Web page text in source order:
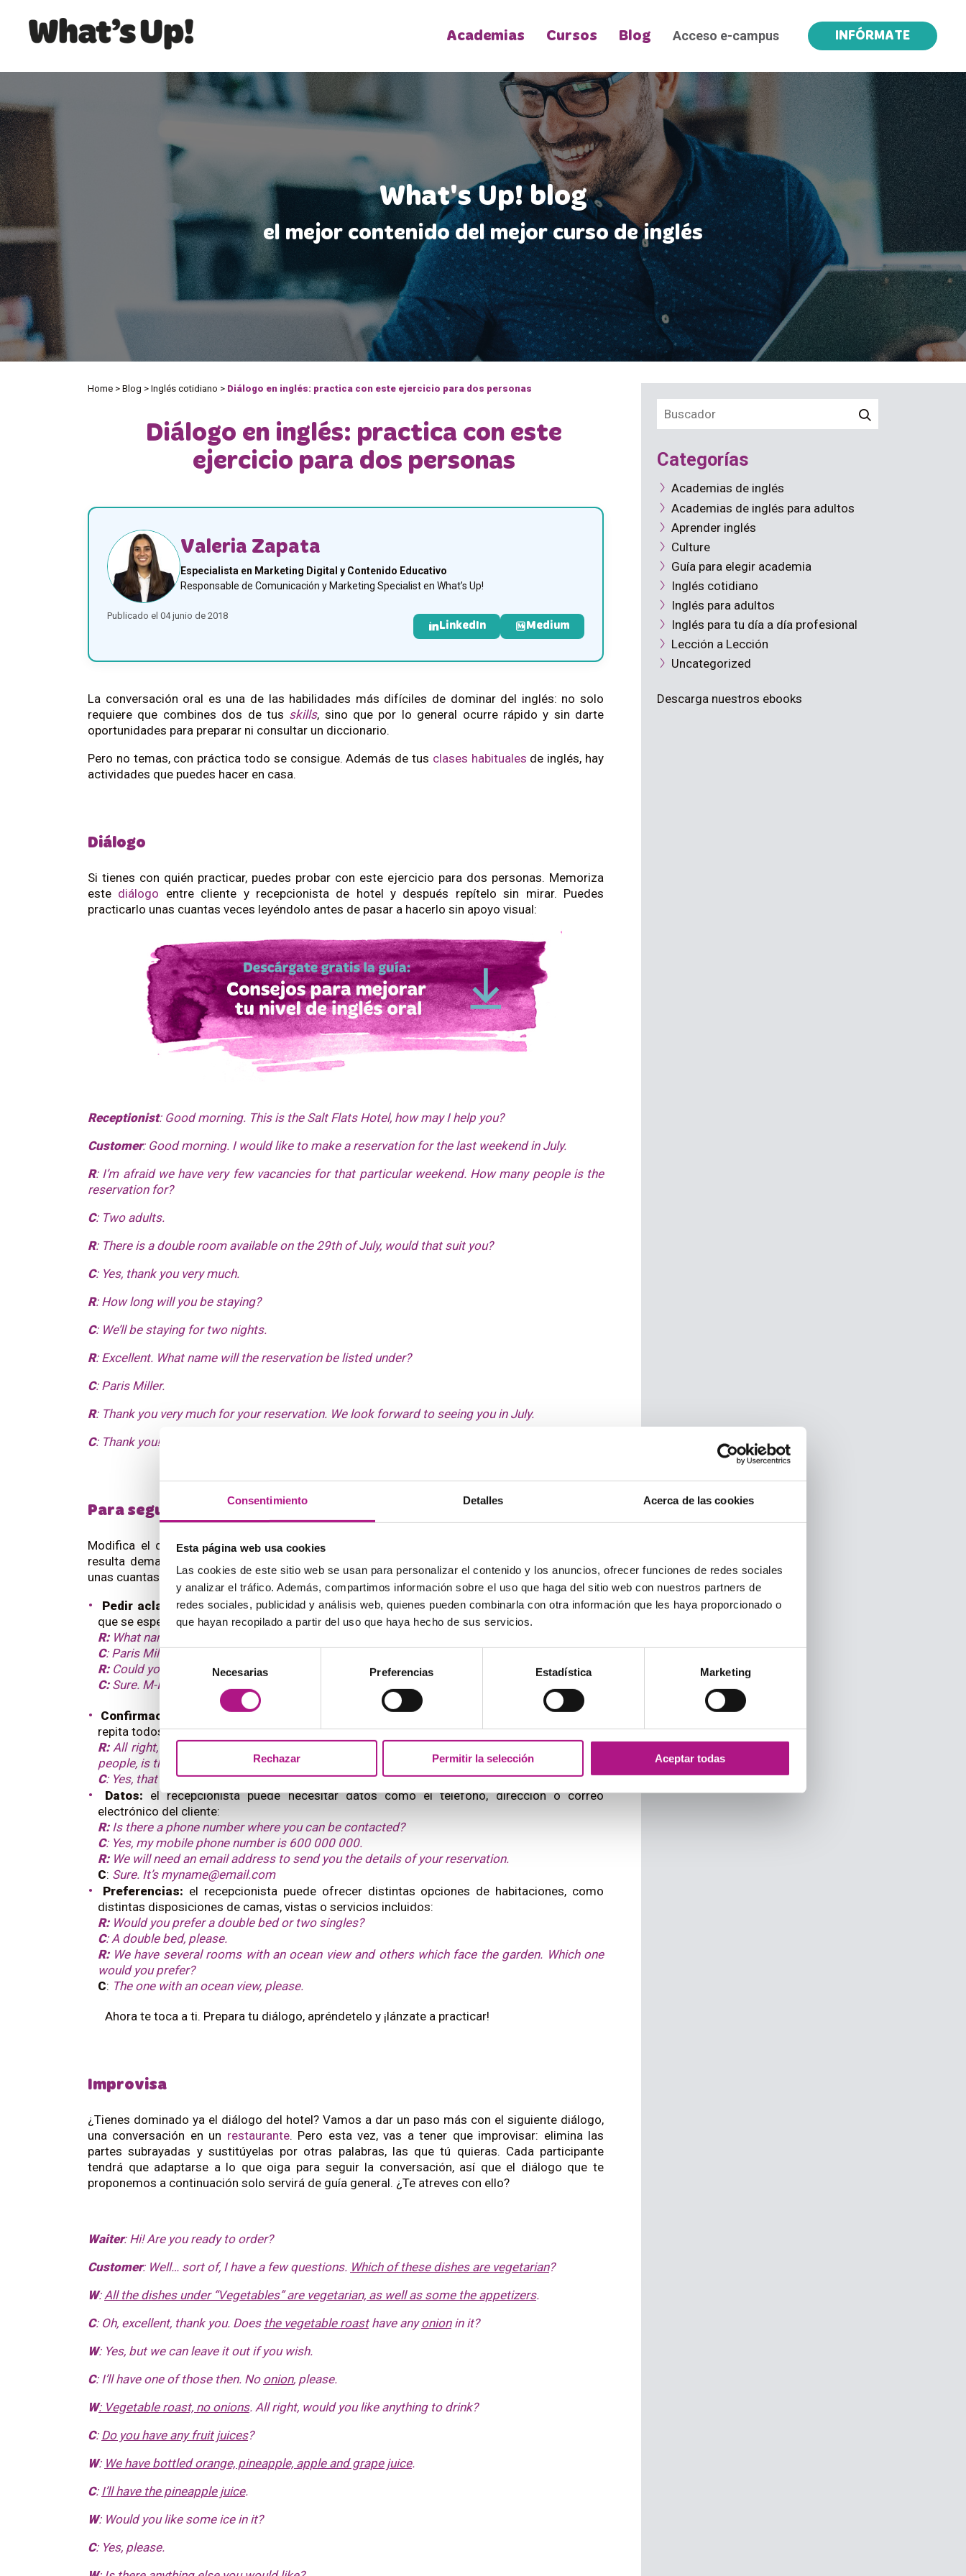
Consentimiento Detalles Acerca de las cookies
Esta página web usa cookies
Las cookies de este sitio web se usan para personalizar el contenido y los anuncios, ofrecer funciones de redes sociales
y analizar el tráfico. Además, compartimos información sobre el uso que haga del sitio web con nuestros partners de
redes sociales, publicidad y análisis web, quienes pueden combinarla con otra información que les haya proporcionado o
que hayan recopilado a partir del uso que haya hecho de sus servicios.
Selección
de
consentimiento
Necesarias Preferencias Estadística Marketing
Rechazar Permitir la selección Aceptar todas
Academias Cursos Blog Acceso e-campus INFÓRMATE
What's Up! blog
el mejor contenido del mejor curso de inglés
Home > Blog > Inglés cotidiano > Diálogo en inglés: practica con este ejercicio para dos personas
Diálogo en inglés: practica con este
ejercicio para dos personas
Valeria Zapata
Especialista en Marketing Digital y Contenido Educativo
Responsable de Comunicación y Marketing Specialist en What’s Up!
Publicado el 04 junio de 2018
LinkedIn Medium
La conversación oral es una de las habilidades más difíciles de dominar del inglés: no solo
requiere que combines dos de tus skills, sino que por lo general ocurre rápido y sin darte
oportunidades para preparar ni consultar un diccionario.
Pero no temas, con práctica todo se consigue. Además de tus clases habituales de inglés, hay
actividades que puedes hacer en casa.
Diálogo
Si tienes con quién practicar, puedes probar con este ejercicio para dos personas. Memoriza
este diálogo entre cliente y recepcionista de hotel y después repítelo sin mirar. Puedes
practicarlo unas cuantas veces leyéndolo antes de pasar a hacerlo sin apoyo visual:
Receptionist: Good morning. This is the Salt Flats Hotel, how may I help you?
Customer: Good morning. I would like to make a reservation for the last weekend in July.
R: I’m afraid we have very few vacancies for that particular weekend. How many people is the
reservation for?
C: Two adults.
R: There is a double room available on the 29th of July, would that suit you?
C: Yes, thank you very much.
R: How long will you be staying?
C: We’ll be staying for two nights.
R: Excellent. What name will the reservation be listed under?
C: Paris Miller.
R: Thank you very much for your reservation. We look forward to seeing you in July.
C: Thank you! Have a nice day.
Para seguir practicando
Modifica el diálogo todo lo que necesites para adaptarlo a lo que necesites aprender. ¿Te
resulta demasiado corto o fácil? Puedes ampliarlo añadiendo tus propias ideas. Aquí tienes
unas cuantas sugerencias de detalles que puedes preguntar para seguir con el diálogo:
Pedir aclaraciones:la persona que haga de recepcionista puede no entender o necesitar
que se especifique algún dato, como laforma de escribirel apellido:
R: What name will the reservation be listed under?
C: Paris Miller.
R: Could you spell your last name for me, please?
C: Sure. M-I-L-L-E-R.
Confirmación:
es muy habitual que, al hacer una reserva, la persona que toma los datos los
repita todos juntos al final para confirmar:
R:All right, your reservation has been made for the 29th of July for a double room for two
people, is that right?
C: Yes, that’s right, thank you very much.
Datos: el recepcionista puede necesitar datos como el teléfono, dirección o correo
electrónico del cliente:
R: Is there a phone number where you can be contacted?
C: Yes, my mobile phone number is 600 000 000.
R: We will need an email address to send you the details of your reservation.
C: Sure. It’s myname@email.com
Preferencias: el recepcionista puede ofrecer distintas opciones de habitaciones, como
distintas disposiciones de camas, vistas o servicios incluidos:
R: Would you prefer a double bed or two singles?
C: A double bed, please.
R: We have several rooms with an ocean view and others which face the garden. Which one
would you prefer?
C: The one with an ocean view, please.
Ahora te toca a ti. Prepara tu diálogo, apréndetelo y ¡lánzate a practicar!
Improvisa
¿Tienes dominado ya el diálogo del hotel? Vamos a dar un paso más con el siguiente diálogo,
una conversación en un restaurante. Pero esta vez, vas a tener que improvisar: elimina las
partes subrayadas y sustitúyelas por otras palabras, las que tú quieras. Cada participante
tendrá que adaptarse a lo que oiga para seguir la conversación, así que el diálogo que te
proponemos a continuación solo servirá de guía general. ¿Te atreves con ello?
Waiter: Hi! Are you ready to order?
Customer: Well… sort of, I have a few questions. Which of these dishes are vegetarian?
W:All the dishes under “Vegetables” are vegetarian, as well as some the appetizers.
C: Oh, excellent, thank you. Does the vegetable roasthave anyonionin it?
W: Yes, but we can leave it out if you wish.
C: I’ll have one of those then. No onion, please.
W: Vegetable roast, no onions. All right, would you like anything to drink?
C: Do you have any fruit juices?
W: We have bottled orange, pineapple, apple and grape juice.
C: I’ll have the pineapple juice.
W: Would you like some ice in it?
C: Yes, please.
Categorías
Academias de inglés
Academias de inglés para adultos
Aprender inglés
Culture
Guía para elegir academia
Inglés cotidiano
Inglés para adultos
Inglés para tu día a día profesional
Lección a Lección
Uncategorized
Descarga nuestros ebooks